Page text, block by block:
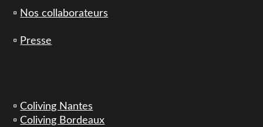
▫️ Nos collaborateurs
▫️ Presse
▫️Coliving Nantes
▫️Coliving Bordeaux